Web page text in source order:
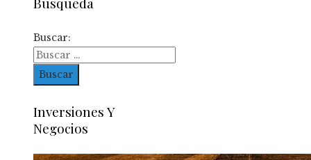
Buscar:
Inversiones Y
Negocios